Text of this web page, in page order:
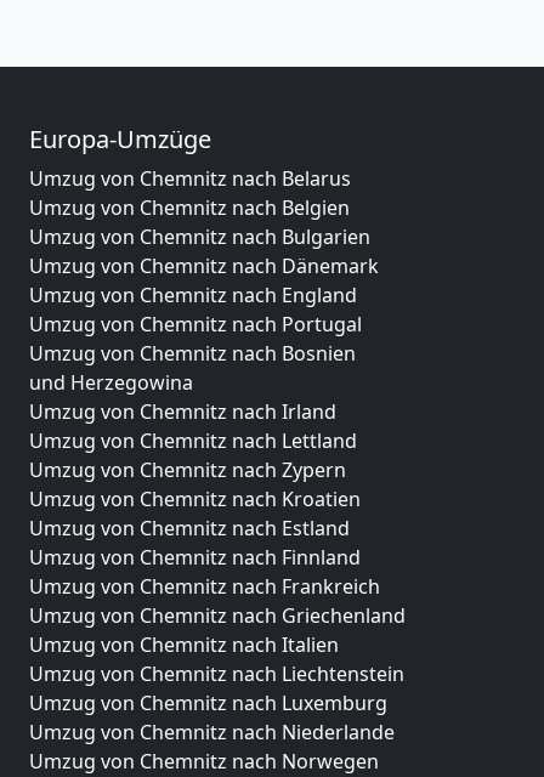
Europa-Umzüge
Umzug von Chemnitz nach Belarus
Umzug von Chemnitz nach Belgien
Umzug von Chemnitz nach Bulgarien
Umzug von Chemnitz nach Dänemark
Umzug von Chemnitz nach England
Umzug von Chemnitz nach Portugal
Umzug von Chemnitz nach Bosnien
und Herzegowina
Umzug von Chemnitz nach Irland
Umzug von Chemnitz nach Lettland
Umzug von Chemnitz nach Zypern
Umzug von Chemnitz nach Kroatien
Umzug von Chemnitz nach Estland
Umzug von Chemnitz nach Finnland
Umzug von Chemnitz nach Frankreich
Umzug von Chemnitz nach Griechenland
Umzug von Chemnitz nach Italien
Umzug von Chemnitz nach Liechtenstein
Umzug von Chemnitz nach Luxemburg
Umzug von Chemnitz nach Niederlande
Umzug von Chemnitz nach Norwegen